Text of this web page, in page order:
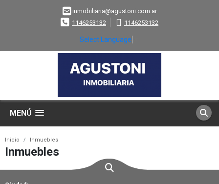
inmobiliaria@agustoni.com.ar
1146253132
1146253132
Select Language
MENÚ
Inicio Inmuebles
Inmuebles